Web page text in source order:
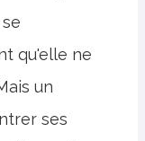
qu'elle ne
un
ses